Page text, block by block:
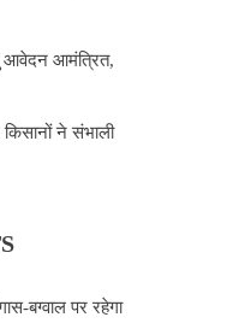
आवेदन आमंत्रित,
ने संभाली
बग्वाल पर रहेगा